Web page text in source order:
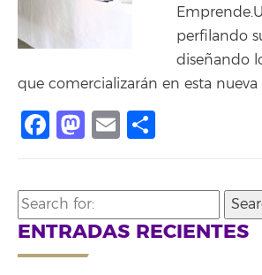
perfilando
diseñando
que comercializarán en esta
Facebook
Mastodon
Email
Search
for:
ENTRADAS RECIENTES